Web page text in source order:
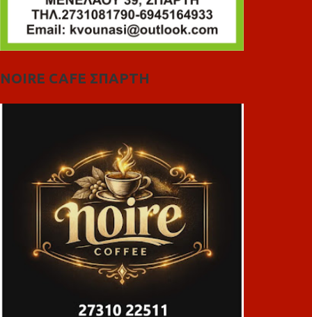
NOIRE CAFE ΣΠΑΡΤΗ